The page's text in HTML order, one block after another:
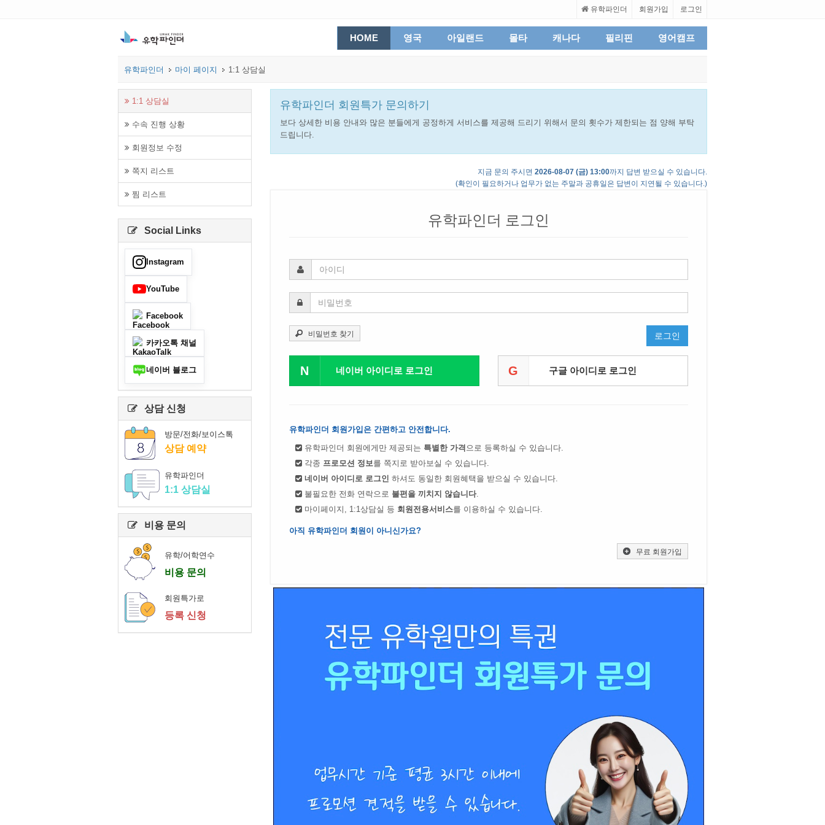
유학파인더 회원가입 로그인
HOME 영국 아일랜드 몰타 캐나다 필리핀 영어캠프
유학파인더 마이 페이지 1:1 상담실
1:1 상담실
수속 진행 상황
회원정보 수정
쪽지 리스트
찜 리스트
Social Links
Instagram
YouTube
Facebook
카카오톡 채널
네이버 블로그
상담 신청
방문/전화/보이스톡
상담 예약
유학파인더
1:1 상담실
비용 문의
유학/어학연수
비용 문의
회원특가로
등록 신청
유학파인더 회원특가 문의하기
보다 상세한 비용 안내와 많은 분들에게 공정하게 서비스를 제공해 드리기 위해서 문의 횟수가 제한되는 점 양해 부탁
드립니다.
지금 문의 주시면 2026-08-07 (금) 13:00까지 답변 받으실 수 있습니다.
(확인이 필요하거나 업무가 없는 주말과 공휴일은 답변이 지연될 수 있습니다.)
유학파인더 로그인
비밀번호 찾기 로그인
N 네이버 아이디로 로그인 G 구글 아이디로 로그인
유학파인더 회원가입은 간편하고 안전합니다.
유학파인더 회원에게만 제공되는 특별한 가격 으로 등록하실 수 있습니다.
각종 프로모션 정보를 쪽지로 받아보실 수 있습니다.
네이버 아이디로 로그인 하셔도 동일한 회원혜택을 받으실 수 있습니다.
불필요한 전화 연락으로 불편을 끼치지 않습니다.
마이페이지, 1:1상담실 등 회원전용서비스를 이용하실 수 있습니다.
아직 유학파인더 회원이 아니신가요?
무료 회원가입